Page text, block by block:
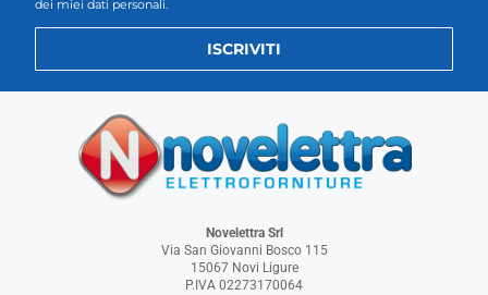
dei miei dati personali.
ISCRIVITI
Novelettra Srl
Via San Giovanni Bosco 115
15067 Novi Ligure
P.IVA 02273170064